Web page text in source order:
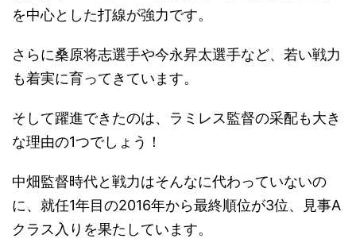
を中心とした打線が強力です。
さらに桑原将志選手や今永昇太選手など、若い戦力
も着実に育ってきています。
そして躍進できたのは、ラミレス監督の采配も大き
な理由の1つでしょう！
中畑監督時代と戦力はそんなに代わっていないの
に、就任1年目の2016年から最終順位が3位、見事A
クラス入りを果たしています。